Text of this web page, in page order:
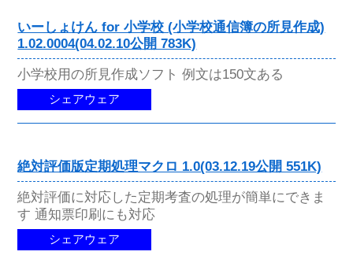
いーしょけん for 小学校 (小学校通信簿の所見作成)
1.02.0004(04.02.10公開 783K)
小学校用の所見作成ソフト 例文は150文ある
シェアウェア
絶対評価版定期処理マクロ 1.0(03.12.19公開 551K)
絶対評価に対応した定期考査の処理が簡単にできま
す 通知票印刷にも対応
シェアウェア